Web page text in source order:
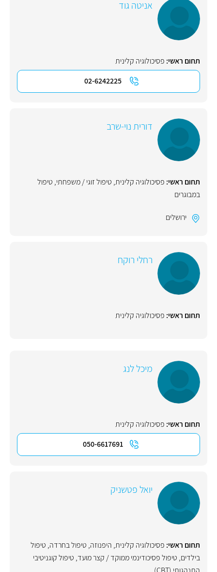
אניטה גוד
תחום ראשי: פסיכולוגיה קלינית
02-6242225
דורית נוי-שרב
תחום ראשי: פסיכולוגיה קלינית, טיפול זוגי / משפחתי, טיפול
במבוגרים
ירושלים
רחלי רוקח
תחום ראשי: פסיכולוגיה קלינית
מיכל לנג
תחום ראשי: פסיכולוגיה קלינית
050-6617691
יואל פטשניק
תחום ראשי: פסיכולוגיה קלינית, היפנוזה, טיפול בחרדה, טיפול
בילדים, טיפול פסיכודינמי ממוקד / קצר מועד, טיפול קוגניטיבי